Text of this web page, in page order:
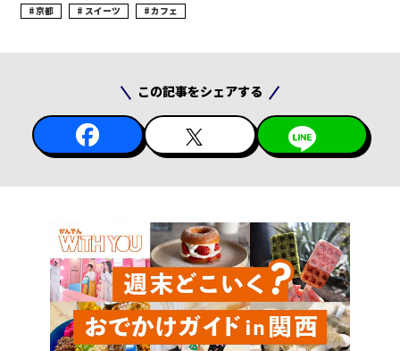
京都 スイーツ カフェ
この記事をシェアする